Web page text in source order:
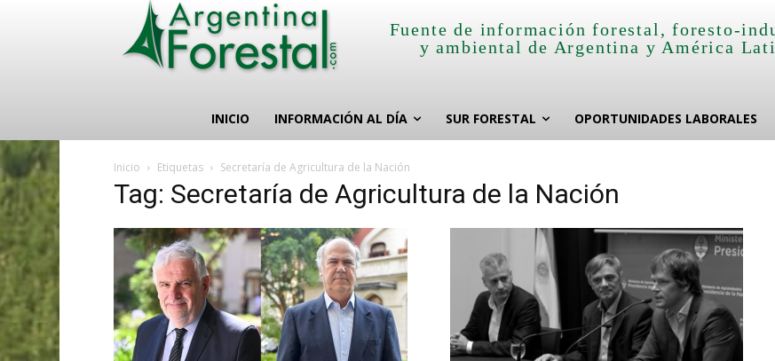
Fuente de información forestal, foresto-
y ambiental de Argentina y América
INICIO INFORMACIÓN AL DÍA SUR FORESTAL OPORTUNIDADES LABORALES
Inicio Etiquetas Secretaría de Agricultura de la Nación
Tag: Secretaría de Agricultura de la Nación